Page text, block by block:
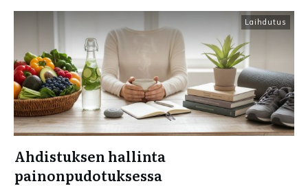
Laihdutus
Ahdistuksen hallinta
painonpudotuksessa